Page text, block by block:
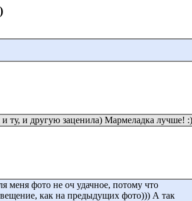
ту, и другую заценила) Мармеладка лучше! :)
меня фото не оч удачное, потому что
как на предыдущих фото))) А так